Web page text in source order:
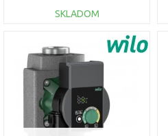
SKLADOM
DO KOŠÍKA
Porovnať